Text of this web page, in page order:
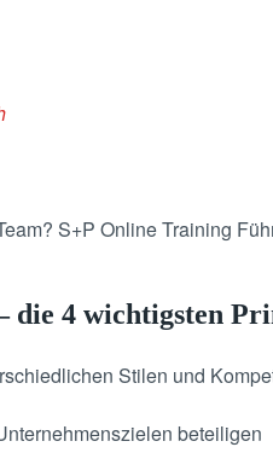
S+P Online Training
die 4 wichtigsten
Stilen und
beteiligen